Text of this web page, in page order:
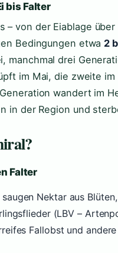
bis Falter
– von der Eiablage
Bedingungen etwa 2
manchmal drei
im Mai, die zweite im
wandert im
in der Region und
Falter
Nektar aus
(LBV –
Fallobst und